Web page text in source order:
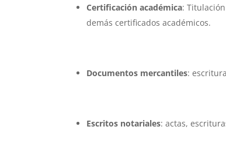
Certificación académica:
demás certificados académicos.
Documentos mercantiles:
Escritos notariales: actas,